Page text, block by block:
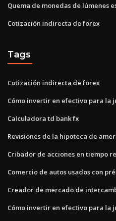
Quema de monedas de lúmenes
Cotización indirecta de forex
Tags
Cotización indirecta de forex
Cómo invertir en efectivo para la
Calculadora td bank fx
Revisiones de la hipoteca de
Cribador de acciones en tiempo
Comercio de autos usados ​​con
Creador de mercado de
Cómo invertir en efectivo para la